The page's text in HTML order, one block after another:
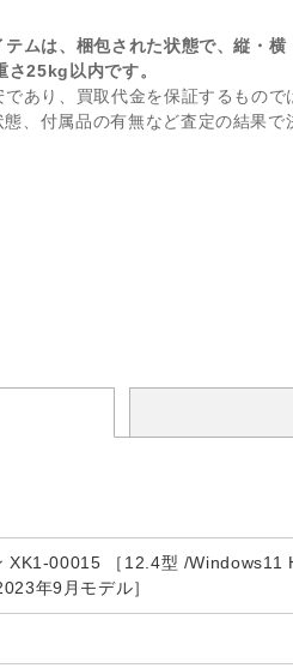
ムは、梱包された状態で、縦・横
25kg以内です。
あり、買取代金を保証するもので
、付属品の有無など査定の結果で
00015 ［12.4型 /
年9月モデル］